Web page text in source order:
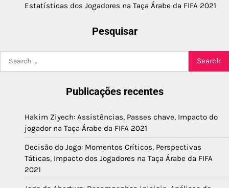
Estatísticas dos Jogadores na Taça Árabe da FIFA 2021
Pesquisar
Publicações recentes
Hakim Ziyech: Assistências, Passes chave, Impacto do
jogador na Taça Árabe da FIFA 2021
Decisão do Jogo: Momentos Críticos, Perspectivas
Táticas, Impacto dos Jogadores na Taça Árabe da FIFA
2021